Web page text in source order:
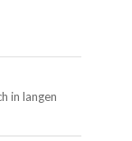
in langen